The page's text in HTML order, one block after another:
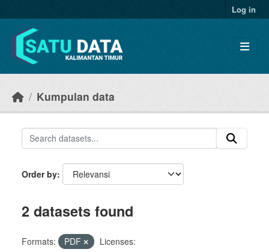
Log in
Kumpulan data
Order by
2 datasets found
Formats: PDF
Licenses: